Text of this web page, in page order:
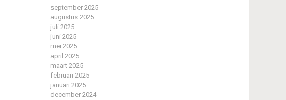
september 2025
augustus 2025
juli 2025
juni 2025
mei 2025
april 2025
maart 2025
februari 2025
januari 2025
december 2024